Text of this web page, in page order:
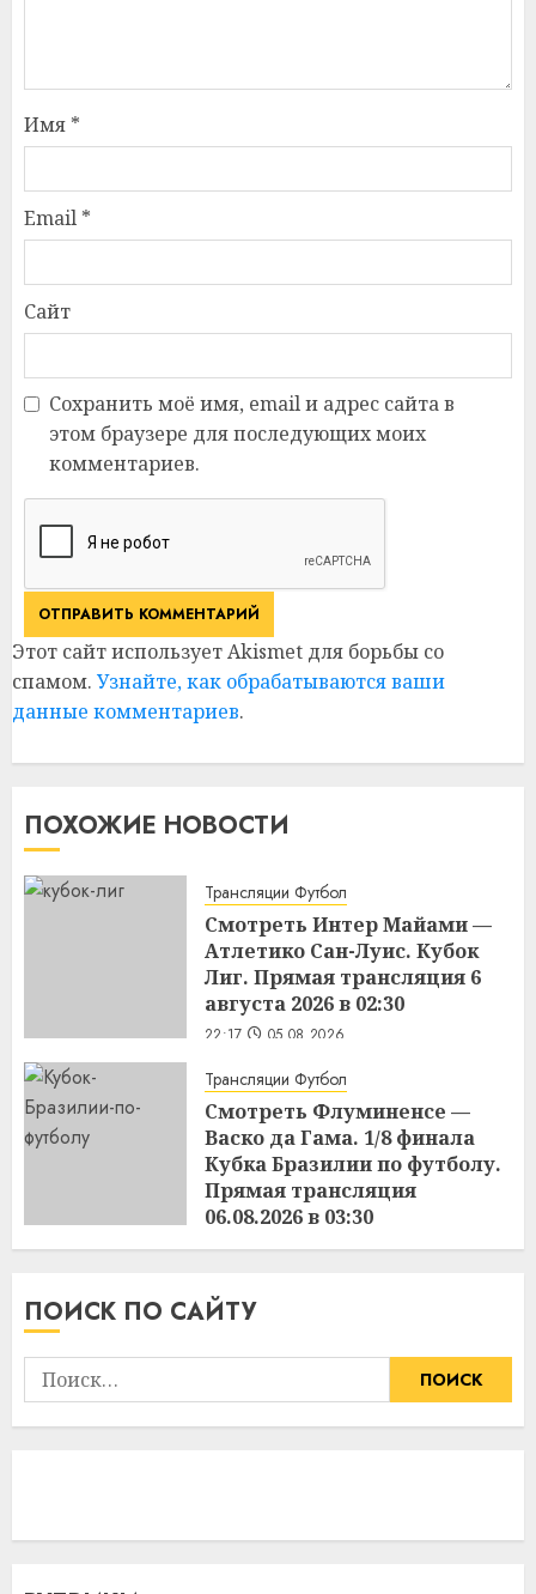
Имя *
Email *
Сайт
Сохранить моё имя, email и адрес сайта в
этом браузере для последующих моих
комментариев.
Этот сайт использует Akismet для борьбы со
спамом. Узнайте, как обрабатываются ваши
данные комментариев.
ПОХОЖИЕ НОВОСТИ
Трансляции Футбол
Смотреть Интер Майами —
Атлетико Сан-Луис. Кубок
Лиг. Прямая трансляция 6
августа 2026 в 02:30
22:17 05.08.2026
Трансляции Футбол
Смотреть Флуминенсе —
Васко да Гама. 1/8 финала
Кубка Бразилии по футболу.
Прямая трансляция
06.08.2026 в 03:30
21:18 05.08.2026
ПОИСК ПО САЙТУ
Найти: